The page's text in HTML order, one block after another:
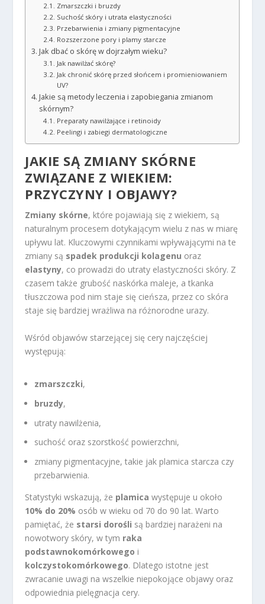
Zmarszczki i bruzdy
Suchość skóry i utrata elastyczności
Przebarwienia i zmiany pigmentacyjne
Rozszerzone pory i plamy starcze
Jak dbać o skórę w dojrzałym wieku?
Jak nawilżać skórę?
Jak chronić skórę przed słońcem i promieniowaniem
UV?
Jakie są metody leczenia i zapobiegania zmianom
skórnym?
Preparaty nawilżające i retinoidy
Peelingi i zabiegi dermatologiczne
JAKIE SĄ ZMIANY SKÓRNE
ZWIĄZANE Z WIEKIEM:
PRZYCZYNY I OBJAWY?
Zmiany skórne, które pojawiają się z wiekiem, są
naturalnym procesem dotykającym wielu z nas w miarę
upływu lat. Kluczowymi czynnikami wpływającymi na te
zmiany są spadek produkcji kolagenu oraz
elastyny, co prowadzi do utraty elastyczności skóry. Z
czasem także grubość naskórka maleje, a tkanka
tłuszczowa pod nim staje się cieńsza, przez co skóra
staje się bardziej wrażliwa na różnorodne urazy.
Wśród objawów starzejącej się cery najczęściej
występują:
zmarszczki,
bruzdy,
utraty nawilżenia,
suchość oraz szorstkość powierzchni,
zmiany pigmentacyjne, takie jak plamica starcza czy
przebarwienia.
Statystyki wskazują, że plamica występuje u około
10% do 20% osób w wieku od 70 do 90 lat. Warto
pamiętać, że starsi dorośli są bardziej narażeni na
nowotwory skóry, w tym raka
podstawnokomórkowego i
kolczystokomórkowego. Dlatego istotne jest
zwracanie uwagi na wszelkie niepokojące objawy oraz
odpowiednia pielęgnacja cery.